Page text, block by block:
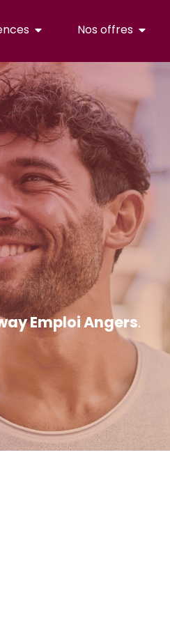
Nos offres
Emploi Angers.